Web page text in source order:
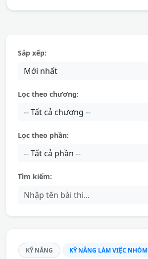
Sắp xếp:
Lọc theo chương:
Lọc theo phần:
Tìm kiếm:
KỸ NĂNG KỸ NĂNG LÀM VIỆC NHÓM